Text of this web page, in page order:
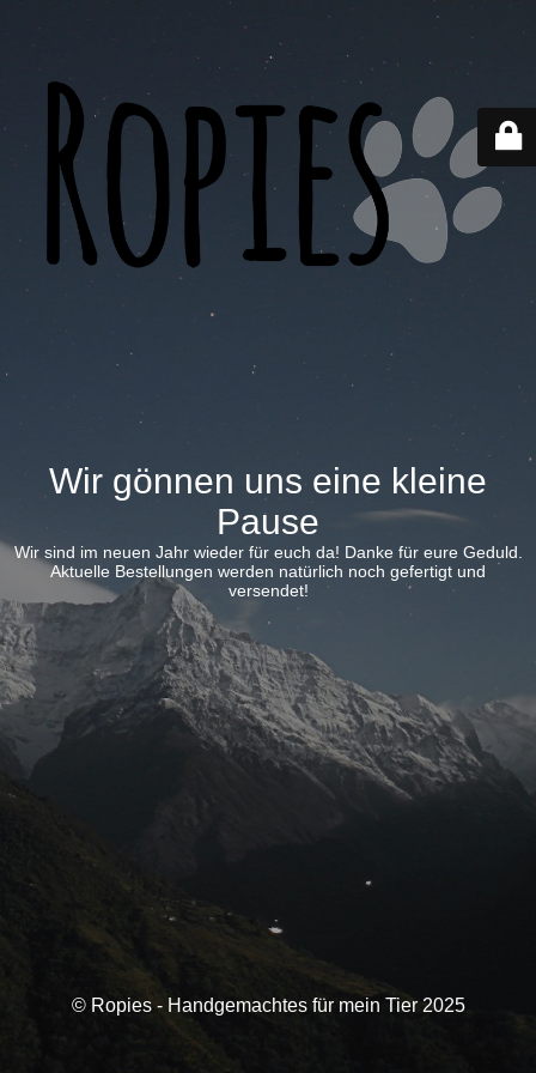
Wir gönnen uns eine kleine
Pause
Wir sind im neuen Jahr wieder für euch da! Danke für eure Geduld.
Aktuelle Bestellungen werden natürlich noch gefertigt und
versendet!
© Ropies - Handgemachtes für mein Tier 2025